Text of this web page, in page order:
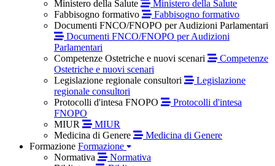
Ministero della Salute
Ministero della Salute
Fabbisogno formativo
Fabbisogno formativo
Documenti FNCO/FNOPO per Audizioni Parlamentari
Documenti FNCO/FNOPO per Audizioni
Parlamentari
Competenze Ostetriche e nuovi scenari
Competenze
Ostetriche e nuovi scenari
Legislazione regionale consultori
Legislazione
regionale consultori
Protocolli d'intesa FNOPO
Protocolli d'intesa
FNOPO
MIUR
MIUR
Medicina di Genere
Medicina di Genere
Formazione Formazione
Normativa
Normativa